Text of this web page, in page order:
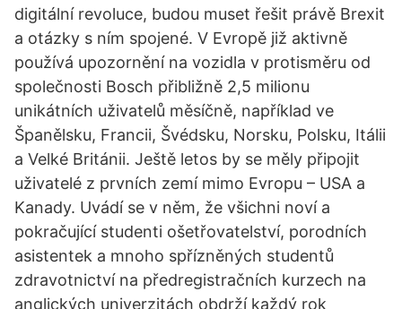
digitální revoluce, budou muset řešit právě Brexit
a otázky s ním spojené. V Evropě již aktivně
používá upozornění na vozidla v protisměru od
společnosti Bosch přibližně 2,5 milionu
unikátních uživatelů měsíčně, například ve
Španělsku, Francii, Švédsku, Norsku, Polsku, Itálii
a Velké Británii. Ještě letos by se měly připojit
uživatelé z prvních zemí mimo Evropu – USA a
Kanady. Uvádí se v něm, že všichni noví a
pokračující studenti ošetřovatelství, porodních
asistentek a mnoho spřízněných studentů
zdravotnictví na předregistračních kurzech na
anglických univerzitách obdrží každý rok